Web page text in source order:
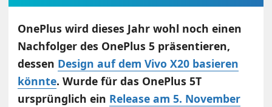
OnePlus wird dieses Jahr wohl noch einen
Nachfolger des OnePlus 5 präsentieren,
dessen Design auf dem Vivo X20 basieren
könnte. Wurde für das OnePlus 5T
ursprünglich ein Release am 5. November